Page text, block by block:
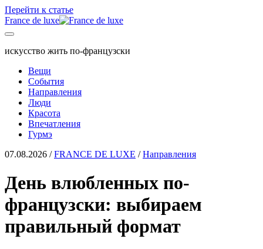
Перейти к статье
France de luxe
искусство жить по-французски
Вещи
События
Направления
Люди
Красота
Впечатления
Гурмэ
07.08.2026 /FRANCE DE LUXE /Направления
День влюбленных по-
французски: выбираем
правильный формат